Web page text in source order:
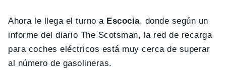
Ahora le llega el turno a Escocia, donde según un
informe del diario The Scotsman, la red de recarga
para coches eléctricos está muy cerca de superar
al número de gasolineras.